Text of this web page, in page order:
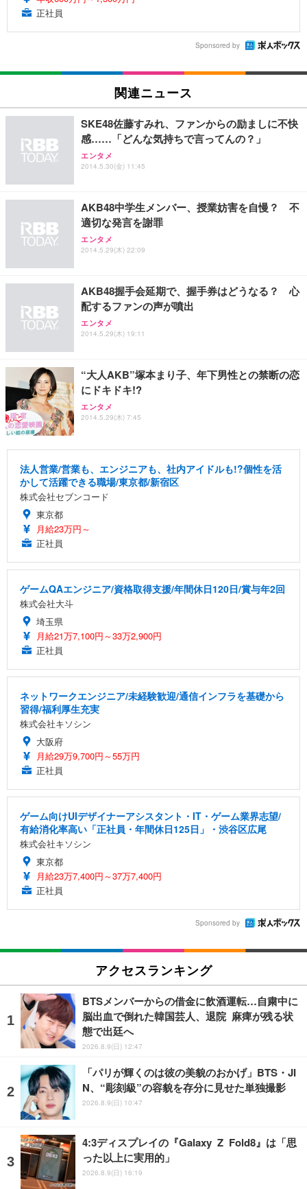
正社員
Sponsored by
関連ニュース
SKE48佐藤すみれ、ファンからの励ましに不快
感……「どんな気持ちで言ってんの？」
エンタメ
2014.5.30(金) 11:45
AKB48中学生メンバー、授業妨害を自慢？ 不
適切な発言を謝罪
エンタメ
2014.5.29(木) 22:09
AKB48握手会延期で、握手券はどうなる？ 心
配するファンの声が噴出
エンタメ
2014.5.29(木) 19:11
“大人AKB”塚本まり子、年下男性との禁断の恋
にドキドキ!?
エンタメ
2014.5.29(木) 7:45
法人営業/営業も、エンジニアも、社内アイドルも!?個性を活
かして活躍できる職場/東京都/新宿区
株式会社セブンコード
東京都
月給23万円～
正社員
ゲームQAエンジニア/資格取得支援/年間休日120日/賞与年2回
株式会社大斗
埼玉県
月給21万7,100円～33万2,900円
正社員
ネットワークエンジニア/未経験歓迎/通信インフラを基礎から
習得/福利厚生充実
株式会社キソシン
大阪府
月給29万9,700円～55万円
正社員
ゲーム向けUIデザイナーアシスタント・IT・ゲーム業界志望/
有給消化率高い「正社員・年間休日125日」・渋谷区広尾
株式会社キソシン
東京都
月給23万7,400円～37万7,400円
正社員
Sponsored by
アクセスランキング
BTSメンバーからの借金に飲酒運転…自粛中に
脳出血で倒れた韓国芸人、退院 麻痺が残る状
態で出廷へ
2026.8.9(日) 12:47
「パリが輝くのは彼の美貌のおかげ」BTS・JI
N、“彫刻級”の容貌を存分に見せた単独撮影
2026.8.9(日) 10:47
4:3ディスプレイの『Galaxy Z Fold8』は「思
った以上に実用的」
2026.8.9(日) 16:19